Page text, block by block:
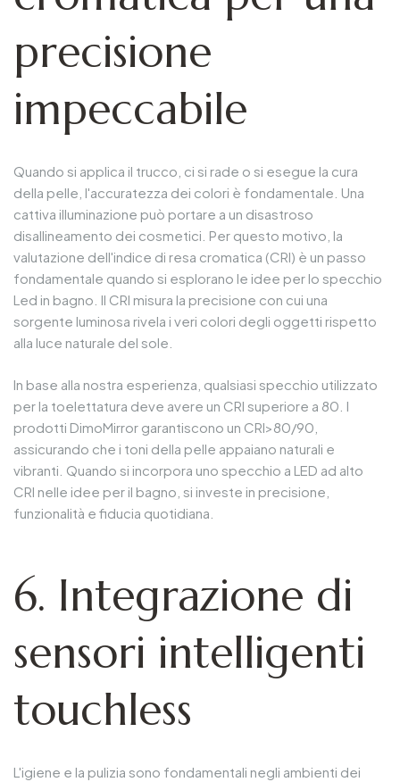
precisione
impeccabile
Quando si applica il trucco, ci si rade o si esegue la cura
della pelle, l'accuratezza dei colori è fondamentale. Una
cattiva illuminazione può portare a un disastroso
disallineamento dei cosmetici. Per questo motivo, la
valutazione dell'indice di resa cromatica (CRI) è un passo
fondamentale quando si esplorano le idee per lo specchio
Led in bagno. Il CRI misura la precisione con cui una
sorgente luminosa rivela i veri colori degli oggetti rispetto
alla luce naturale del sole.
In base alla nostra esperienza, qualsiasi specchio utilizzato
per la toelettatura deve avere un CRI superiore a 80. I
prodotti DimoMirror garantiscono un CRI>80/90,
assicurando che i toni della pelle appaiano naturali e
vibranti. Quando si incorpora uno specchio a LED ad alto
CRI nelle idee per il bagno, si investe in precisione,
funzionalità e fiducia quotidiana.
6. Integrazione di
sensori intelligenti
touchless
L'igiene e la pulizia sono fondamentali negli ambienti dei